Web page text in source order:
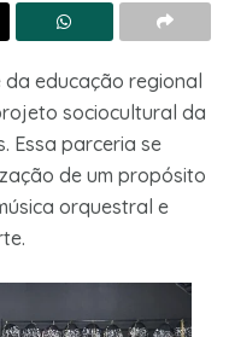
educação regional
sociocultural da
Essa parceria se
de um propósito
orquestral e